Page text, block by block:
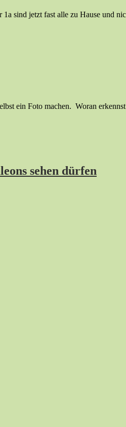
sind jetzt fast alle zu Hause und
ein Foto machen. Woran
sehen dürfen